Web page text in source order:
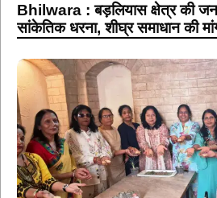
Bhilwara : बड़लियास क्षेत्र की
सांकेतिक धरना, शीघ्र समाधान की